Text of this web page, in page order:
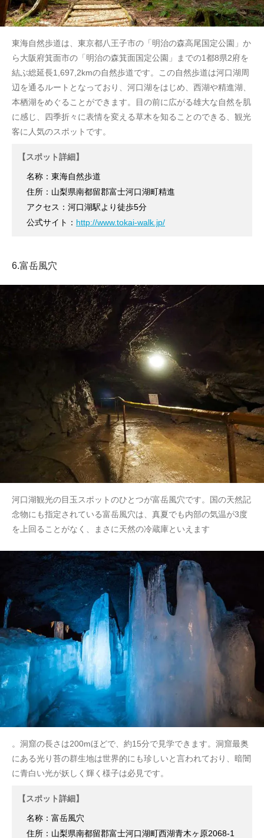
東海自然歩道は、東京都八王子市の「明治の森高尾国定公園」か
ら大阪府箕面市の「明治の森箕面国定公園」までの1都8県2府を
結ぶ総延長1,697,2kmの自然歩道です。この自然歩道は河口湖周
辺を通るルートとなっており、河口湖をはじめ、西湖や精進湖、
本栖湖をめぐることができます。目の前に広がる雄大な自然を肌
に感じ、四季折々に表情を変える草木を知ることのできる、観光
客に人気のスポットです。
【スポット詳細】
名称：東海自然歩道
住所：山梨県南都留郡富士河口湖町精進
アクセス：河口湖駅より徒歩5分
公式サイト： http://www.tokai-walk.jp/
6.富岳風穴
河口湖観光の目玉スポットのひとつが富岳風穴です。国の天然記
念物にも指定されている富岳風穴は、真夏でも内部の気温が3度
を上回ることがなく、まさに天然の冷蔵庫といえます
。洞窟の長さは200mほどで、約15分で見学できます。洞窟最奥
にある光り苔の群生地は世界的にも珍しいと言われており、暗闇
に青白い光が妖しく輝く様子は必見です。
【スポット詳細】
名称：富岳風穴
住所：山梨県南都留郡富士河口湖町西湖青木ヶ原2068-1